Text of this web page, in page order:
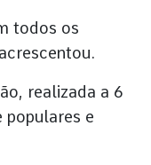
todos os
realizada a 6
populares e